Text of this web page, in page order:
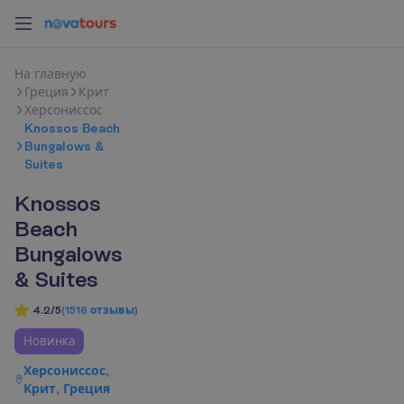
На главную
Греция
Крит
Херсониссос
Knossos Beach
Bungalows &
Suites
Knossos
Beach
Bungalows
& Suites
4.2/5(1516 отзывы)
Новинка
Херсониссос,
Крит, Греция